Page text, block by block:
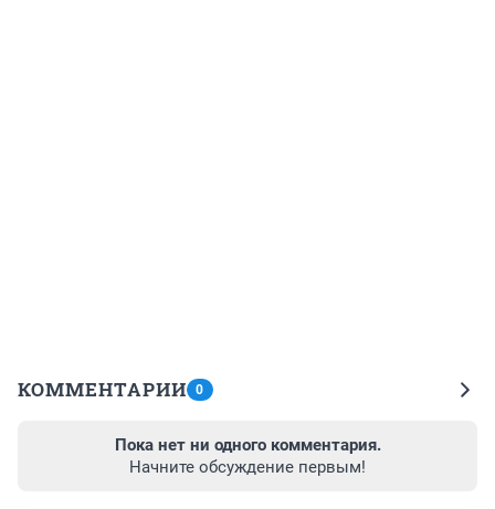
КОММЕНТАРИИ 0
Пока нет ни одного комментария.
Начните обсуждение первым!